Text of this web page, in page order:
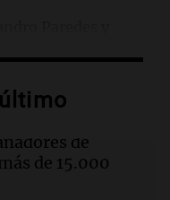
pubs
de
de 15.000